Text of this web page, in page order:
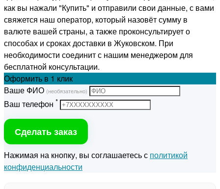
как вы нажали "Купить" и отправили свои данные, с вами
свяжется наш оператор, который назовёт сумму в
валюте вашей страны, а также проконсультирует о
способах и сроках доставки в Жуковском. При
необходимости соединит с нашим менеджером для
бесплатной консультации.
Оформить в 1 клик
Ваше ФИО (необязательно)
Ваш телефон *
Сделать заказ
Нажимая на кнопку, вы соглашаетесь с политикой
конфиденциальности